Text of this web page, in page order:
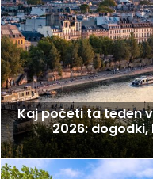
Kaj početi ta teden
2026: dogodki,